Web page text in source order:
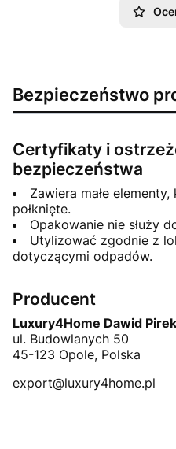
Bezpieczeństwo
Certyfikaty i
bezpieczeństwa
Zawiera małe
połknięte.
Opakowanie nie służy
Utylizować zgodnie z
dotyczącymi odpadów.
Producent
Luxury4Home Dawid Pirek
ul. Budowlanych 50
45-123 Opole, Polska
export@luxury4home.pl